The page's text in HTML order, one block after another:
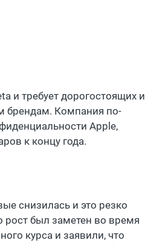
и требует дорогостоящих и
брендам. Компания по-
Apple,
к концу года.
снизилась и это резко
рост был заметен во время
курса и заявили, что